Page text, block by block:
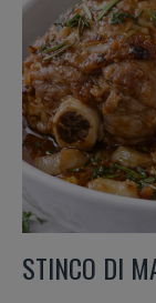
STINCO DI